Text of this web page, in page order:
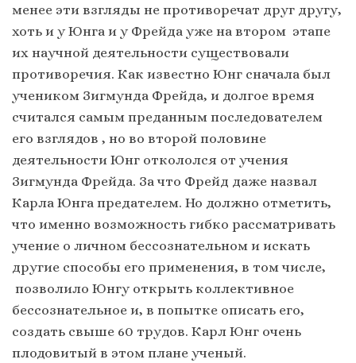
менее эти взгляды не противоречат друг другу,
хоть и у Юнга и у Фрейда уже на втором этапе
их научной деятельности существовали
противоречия. Как известно Юнг сначала был
учеником Зигмунда Фрейда, и долгое время
считался самым преданным последователем
его взглядов , но во второй половине
деятельности Юнг откололся от учения
Зигмунда Фрейда. За что Фрейд даже назвал
Карла Юнга предателем. Но должно отметить,
что именно возможность гибко рассматривать
учение о личном бессознательном и искать
другие способы его применения, в том числе,
позволило Юнгу открыть коллективное
бессознательное и, в попытке описать его,
создать свыше 60 трудов. Карл Юнг очень
плодовитый в этом плане ученый.